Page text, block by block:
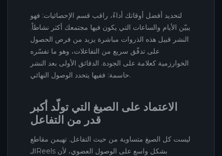
لتحديد أفضل أوقاتك أداءً، راقب قسم الإحصائيات: فهو
يبيّن الأيام والساعات التي يكون فيها مجتمعك أكثر نشاطاً.
النشر قبيل هذه الذروات مباشرة يزيد من فرص الحصول
على تدفّق سريع من التفاعلات، وهو ما تفسّره
الخوارزمية كعلامة على الجودة. الدقائق الأولى بعد النشر
حاسمة: ففيها يتحدد الوصول النهائي.
الاعتماد على الصيغ التي تولّد أكبر
قدر من التفاعل
ليست كل الصيغ متساوية من حيث التفاعل. تهيمن مقاطع
الـReels بشكل واسع على الوصول العضوي، لأن